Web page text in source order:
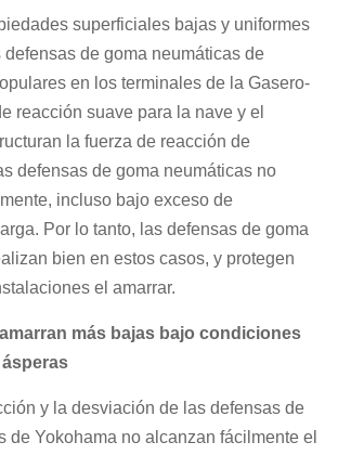
superficiales bajas y uniformes
de goma neumáticas de
en los terminales de la Gasero-
reacción suave para la nave y el
la fuerza de reacción de
defensas de goma neumáticas no
incluso bajo exceso de
Por lo tanto, las defensas de goma
bien en estos casos, y protegen
el amarrar.
más bajas bajo condiciones
y la desviación de las defensas de
de Yokohama no alcanzan fácilmente el